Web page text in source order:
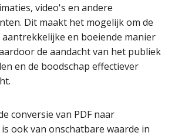
video's en andere
Dit maakt het mogelijk om de
en boeiende manier
de aandacht van het publiek
en de boodschap effectiever
conversie van PDF naar
ook van onschatbare waarde in